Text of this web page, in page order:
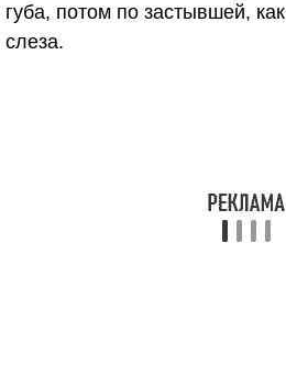
губа, потом по застывшей,
слеза.